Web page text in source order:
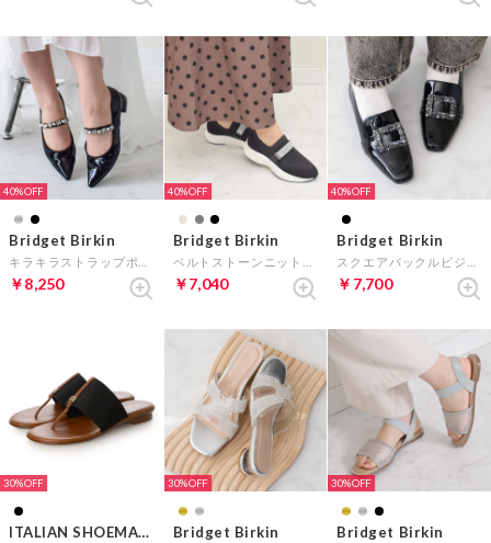
40%
Bridget Birkin
￥8,250
40%
Bridget Birkin
￥7,040
40%
Bridget Birkin
￥7,700
30%
ITALIAN SHOEMAKERS
30%
Bridget Birkin
30%
Bridget Birkin